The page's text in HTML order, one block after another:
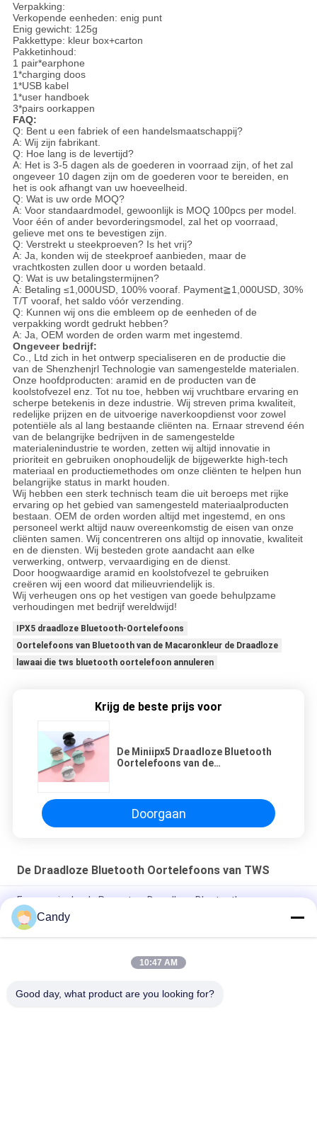
Verpakking:
Verkopende eenheden: enig punt
Enig gewicht: 125g
Pakkettype: kleur box+carton
Pakketinhoud:
1 pair*earphone
1*charging doos
1*USB kabel
1*user handboek
3*pairs oorkappen
FAQ:
Q: Bent u een fabriek of een handelsmaatschappij?
A: Wij zijn fabrikant.
Q: Hoe lang is de levertijd?
A: Het is 3-5 dagen als de goederen in voorraad zijn, of het zal
ongeveer 10 dagen zijn om de goederen voor te bereiden, en
het is ook afhangt van uw hoeveelheid.
Q: Wat is uw orde MOQ?
A: Voor standaardmodel, gewoonlijk is MOQ 100pcs per model.
Voor één of ander bevorderingsmodel, zal het op voorraad,
gelieve met ons te bevestigen zijn.
Q: Verstrekt u steekproeven? Is het vrij?
A: Ja, konden wij de steekproef aanbieden, maar de
vrachtkosten zullen door u worden betaald.
Q: Wat is uw betalingstermijnen?
A: Betaling ≤1,000USD, 100% vooraf. Payment≧1,000USD, 30%
T/T vooraf, het saldo vóór verzending.
Q: Kunnen wij ons die embleem op de eenheden of de
verpakking wordt gedrukt hebben?
A: Ja, OEM worden de orden warm met ingestemd.
Ongeveer bedrijf:
Co., Ltd zich in het ontwerp specialiseren en de productie die
van de Shenzhenjrl Technologie van samengestelde materialen.
Onze hoofdproducten: aramid en de producten van de
koolstofvezel enz. Tot nu toe, hebben wij vruchtbare ervaring en
scherpe betekenis in deze industrie. Wij streven prima kwaliteit,
redelijke prijzen en de uitvoerige naverkoopdienst voor zowel
potentiële als al lang bestaande cliënten na. Ernaar strevend één
van de belangrijke bedrijven in de samengestelde
materialenindustrie te worden, zetten wij altijd innovatie in
prioriteit en gebruiken onophoudelijk de bijgewerkte high-tech
materiaal en productiemethodes om onze cliënten te helpen hun
belangrijke status in markt houden.
Wij hebben een sterk technisch team die uit beroeps met rijke
ervaring op het gebied van samengesteld materiaalproducten
bestaan. OEM de orden worden altijd met ingestemd, en ons
personeel werkt altijd nauw overeenkomstig de eisen van onze
cliënten samen. Wij concentreren ons altijd op innovatie, kwaliteit
en de diensten. Wij besteden grote aandacht aan elke
verwerking, ontwerp, vervaardiging en de dienst.
Door hoogwaardige aramid en koolstofvezel te gebruiken
creëren wij een woord dat milieuvriendelijk is.
Wij verheugen ons op het vestigen van goede behulpzame
verhoudingen met bedrijf wereldwijd!
IPX5 draadloze Bluetooth-Oortelefoons
Oortelefoons van Bluetooth van de Macaronkleur de Draadloze
lawaai die tws bluetooth oortelefoon annuleren
Krijg de beste prijs voor
De Miniipx5 Draadloze Bluetooth
Oortelefoons van de
Doorgaan
De Draadloze Bluetooth Oortelefoons van TWS
Ergonomische de Pauzetws Draadloze Bluetooth
Oortelefoons van het Ontwerpspel
FCC Certificaat Zwart Realtek Chipset Tws Bluetooth Earbuds
In Oorstijl 5,0 Versie Lichtgewichttws Draadloze Bluetooth
Candy
10:47 AM
Good day, what product are you looking for?